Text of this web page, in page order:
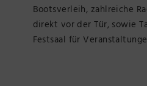
Bootsverleih, zahlreiche
direkt vor der Tür, sowie
Festsaal für